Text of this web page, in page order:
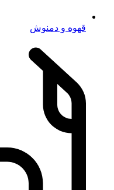
قهوه و دمنوش